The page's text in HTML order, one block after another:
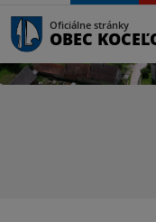
Oficiálne stránky
OBEC